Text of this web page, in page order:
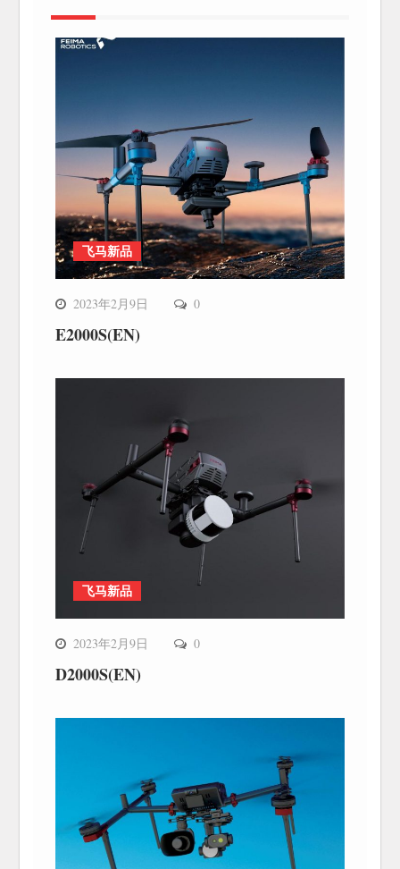
飞马新品
2023年2月9日 0
E2000S(EN)
飞马新品
2023年2月9日 0
D2000S(EN)